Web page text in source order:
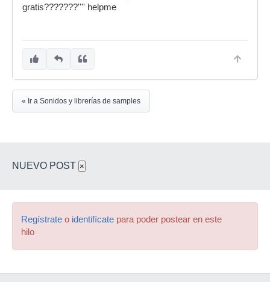
gratis???????'''' helpme
« Ir a Sonidos y librerías de samples
NUEVO POST ×
Regístrate o identifícate para poder postear en este
hilo